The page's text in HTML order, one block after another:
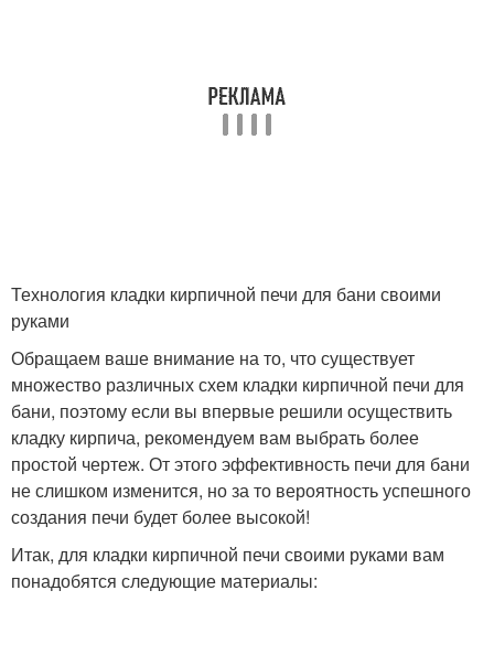
Технология кладки кирпичной печи для бани своими
руками
Обращаем ваше внимание на то, что существует
множество различных схем кладки кирпичной печи для
бани, поэтому если вы впервые решили осуществить
кладку кирпича, рекомендуем вам выбрать более
простой чертеж. От этого эффективность печи для бани
не слишком изменится, но за то вероятность успешного
создания печи будет более высокой!
Итак, для кладки кирпичной печи своими руками вам
понадобятся следующие материалы: